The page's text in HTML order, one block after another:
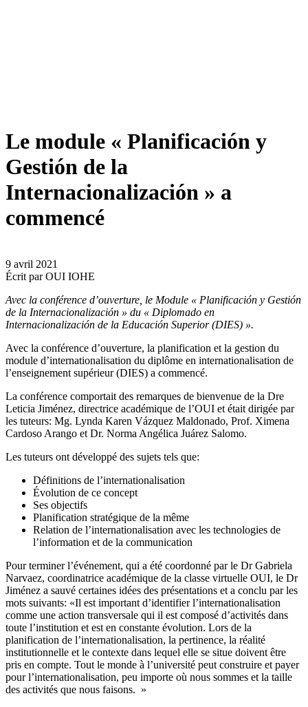
Le module « Planificación y
Gestión de la
Internacionalización » a
commencé
9 avril 2021
Écrit parOUI IOHE
Avec la conférence d’ouverture, le Module « Planificación y Gestión
de la Internacionalización » du « Diplomado en
Internacionalización de la Educación Superior (DIES) ».
Avec la conférence d’ouverture, la planification et la gestion du
module d’internationalisation du diplôme en internationalisation de
l’enseignement supérieur (DIES) a commencé.
La conférence comportait des remarques de bienvenue de la Dre
Leticia Jiménez, directrice académique de l’OUI et était dirigée par
les tuteurs: Mg. Lynda Karen Vázquez Maldonado, Prof. Ximena
Cardoso Arango et Dr. Norma Angélica Juárez Salomo.
Les tuteurs ont développé des sujets tels que:
Définitions de l’internationalisation
Évolution de ce concept
Ses objectifs
Planification stratégique de la même
Relation de l’internationalisation avec les technologies de
l’information et de la communication
Pour terminer l’événement, qui a été coordonné par le Dr Gabriela
Narvaez, coordinatrice académique de la classe virtuelle OUI, le Dr
Jiménez a sauvé certaines idées des présentations et a conclu par les
mots suivants: «Il est important d’identifier l’internationalisation
comme une action transversale qui il est composé d’activités dans
toute l’institution et est en constante évolution. Lors de la
planification de l’internationalisation, la pertinence, la réalité
institutionnelle et le contexte dans lequel elle se situe doivent être
pris en compte. Tout le monde à l’université peut construire et payer
pour l’internationalisation, peu importe où nous sommes et la taille
des activités que nous faisons. »